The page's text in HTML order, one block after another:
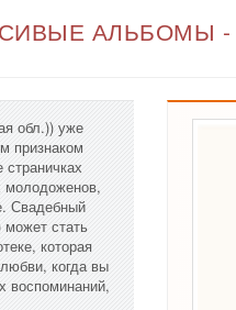
АЛЬБОМЫ -
обл.)) уже
признаком
молодоженов,
Свадебный
стать
которая
когда вы
воспоминаний,